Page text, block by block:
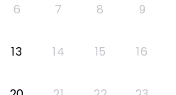
6 7 8 9
13 14 15 16